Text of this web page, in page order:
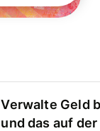
Verwalte Geld
und das auf